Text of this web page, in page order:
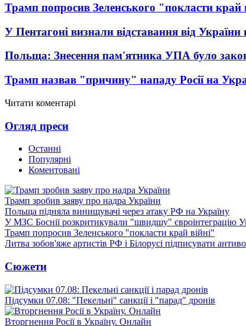
Трамп попросив Зеленського "покласти край
У Пентагоні визнали відставання від України
Польща: Знесення пам'ятника УПА було
Трамп назвав "причину" нападу Росії на
Читати коментарі
Огляд преси
Останні
Популярні
Коментовані
Трамп зробив заяву про надра України
Польща підняла винищувачі через атаку РФ на Україну
У МЗС Боснії розкритикували "швидшу" євроінтеграцію
Трамп попросив Зеленського "покласти край війні"
Литва зобов'яже артистів РФ і Білорусі підписувати
Сюжети
Підсумки 07.08: "Пекельні" санкції і "парад" дронів
Вторгнення Росії в Україну. Онлайн